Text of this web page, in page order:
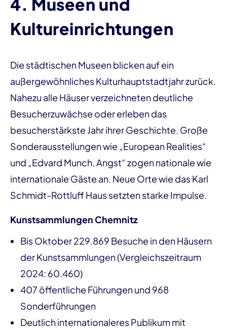
4. Museen und
Kultureinrichtungen
Die städtischen Museen blicken auf ein
außergewöhnliches Kulturhauptstadtjahr zurück.
Nahezu alle Häuser verzeichneten deutliche
Besucherzuwächse oder erleben das
besucherstärkste Jahr ihrer Geschichte. Große
Sonderausstellungen wie „European Realities“
und „Edvard Munch. Angst“ zogen nationale wie
internationale Gäste an. Neue Orte wie das Karl
Schmidt-Rottluff Haus setzten starke Impulse.
Kunstsammlungen Chemnitz
Bis Oktober 229.869 Besuche in den Häusern
der Kunstsammlungen (Vergleichszeitraum
2024: 60.460)
407 öffentliche Führungen und 968
Sonderführungen
Deutlich internationaleres Publikum mit